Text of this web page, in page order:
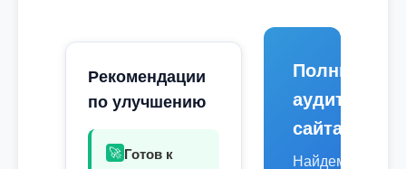
Рекомендации
по улучшению
🚀 Готов к
Полный
аудит
сайта
Найдем